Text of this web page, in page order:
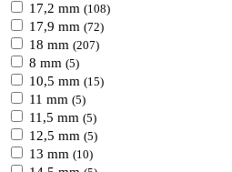
17,2 mm (108)
17,9 mm (72)
18 mm (207)
8 mm (5)
10,5 mm (15)
11 mm (5)
11,5 mm (5)
12,5 mm (5)
13 mm (10)